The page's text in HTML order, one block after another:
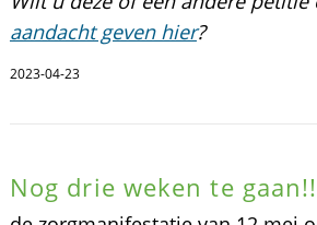
aandacht geven hier?
2023-04-23
Nog drie weken te